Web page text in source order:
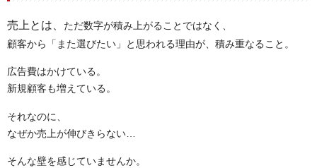
売上とは、 ただ数字が積み上がることではなく、
顧客から「また選びたい」と思われる理由が、積み重なること。
広告費はかけている。
新規顧客も増えている。
それなのに、
なぜか売上が伸びきらない…
そんな壁を感じていませんか。